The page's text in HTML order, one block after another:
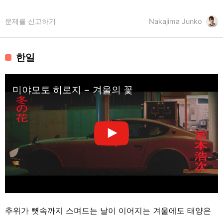
Nakajima Junko
문제를 신고하기
한일
미야모토 히로지 − 겨울의 꽃
추위가 뼛속까지 스며드는 날이 이어지는 겨울에도 태양은